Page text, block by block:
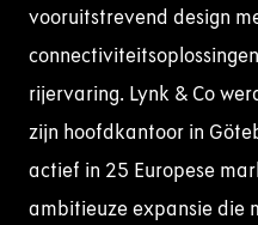
vooruitstrevend design
rijervaring. Lynk & Co
zijn hoofdkantoor in
actief in 25 Europese
ambitieuze expansie die